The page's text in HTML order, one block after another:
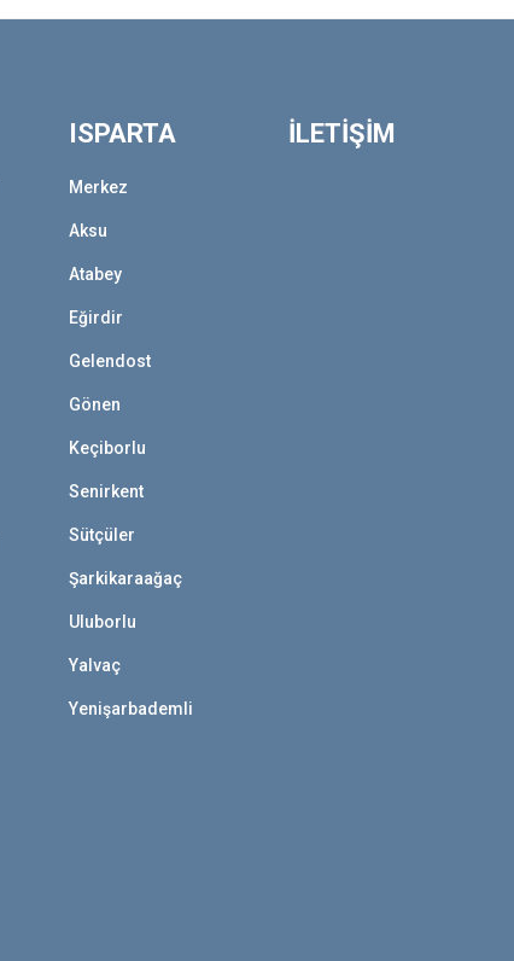
ISPARTA
Merkez
Aksu
Atabey
Eğirdir
Gelendost
Gönen
Keçiborlu
Senirkent
Sütçüler
Şarkikaraağaç
Uluborlu
Yalvaç
Yenişarbademli
İLETİŞİM